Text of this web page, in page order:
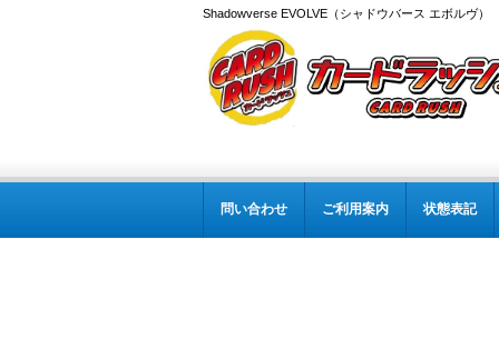
Shadowverse EVOLVE（シャドウバース エボルヴ
問い合わせ ご利用案内 状態表記